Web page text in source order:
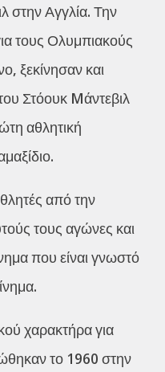
στην Αγγλία. Την
τους Ολυμπιακούς
ξεκίνησαν και
Στόουκ Mάντεβιλ
αθλητική
από την
τους αγώνες και
που είναι γνωστό
χαρακτήρα για
το 1960 στην